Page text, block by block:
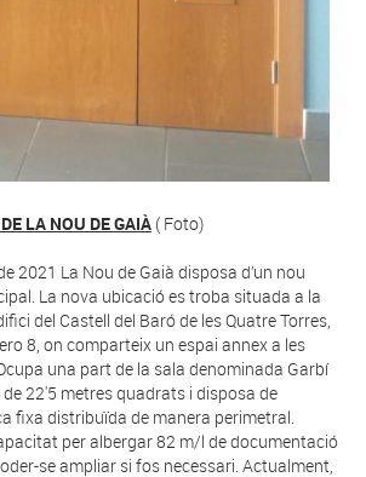
LA NOU DE GAIÀ( Foto)
2021 La Nou de Gaià disposa d’un nou
La nova ubicació es troba situada a la
del Castell del Baró de les Quatre Torres,
8, on comparteix un espai annex a les
una part de la sala denominada Garbí
22'5 metres quadrats i disposa de
fixa distribuïda de manera perimetral.
per albergar 82 m/l de documentació
se ampliar si fos necessari. Actualment,